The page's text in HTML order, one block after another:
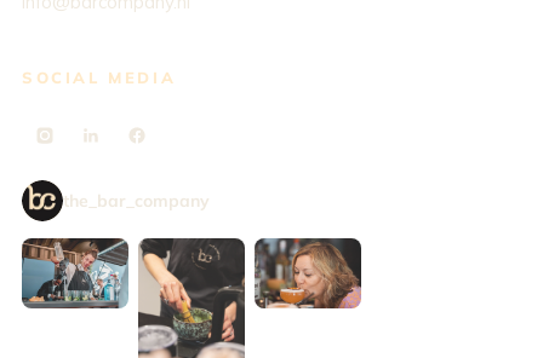
SOCIAL MEDIA
the_bar_company